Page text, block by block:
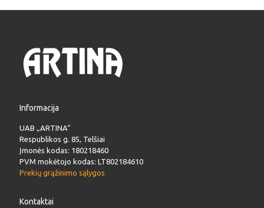
Informacija
UAB „ARTINA“
Respublikos g. 85, Telšiai
Įmonės kodas: 180218460
PVM mokėtojo kodas: LT802184610
Prekių grąžinimo sąlygos
Kontaktai